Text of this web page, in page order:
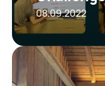
08.09.2022